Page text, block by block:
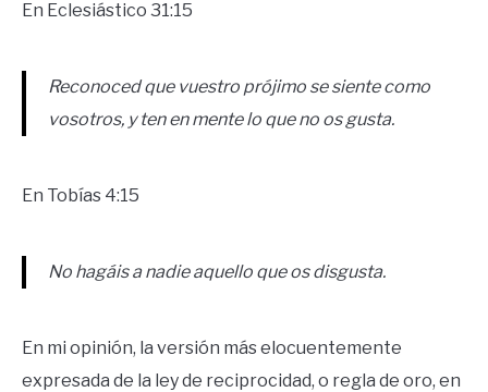
En Eclesiástico 31:15
Reconoced que vuestro prójimo se siente como
vosotros, y ten en mente lo que no os gusta.
En Tobías 4:15
No hagáis a nadie aquello que os disgusta.
En mi opinión, la versión más elocuentemente
expresada de la ley de reciprocidad, o regla de oro, en